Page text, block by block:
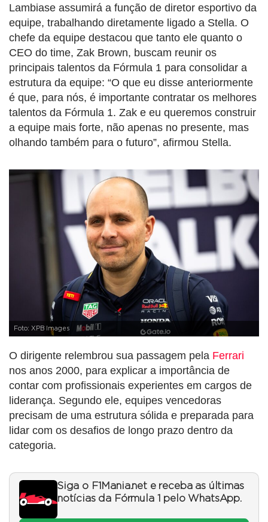
Lambiase assumirá a função de diretor esportivo da
equipe, trabalhando diretamente ligado a Stella. O
chefe da equipe destacou que tanto ele quanto o
CEO do time, Zak Brown, buscam reunir os
principais talentos da Fórmula 1 para consolidar a
estrutura da equipe: “O que eu disse anteriormente
é que, para nós, é importante contratar os melhores
talentos da Fórmula 1. Zak e eu queremos construir
a equipe mais forte, não apenas no presente, mas
olhando também para o futuro”, afirmou Stella.
Foto: XPB Images
O dirigente relembrou sua passagem pela Ferrari
nos anos 2000, para explicar a importância de
contar com profissionais experientes em cargos de
liderança. Segundo ele, equipes vencedoras
precisam de uma estrutura sólida e preparada para
lidar com os desafios de longo prazo dentro da
categoria.
Siga o F1Mania.net e receba as últimas
notícias da Fórmula 1 pelo WhatsApp.